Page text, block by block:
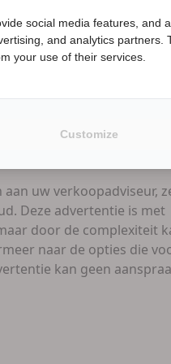
voor zowel prive als
Contant geld/ per bank +
uw verkoopadviseur,
Deze advertentie is met
door de complexiteit
naar de opties die
kan geen
Benieuwd naar
social media features, and
and analytics
your use of their services.
Customize